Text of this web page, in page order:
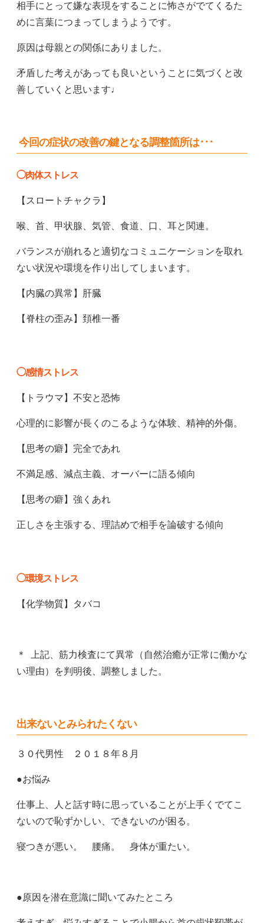
相手にとって嫌な表現をすることに怖さがでてくるた
めに言葉につまってしまうようです。
原因は母親との関係にありました。
矛盾した考えがあっても良いということに気づくと改
善していくと思います♩
今回の症状の改善の鍵となる調整箇所は･･･
◯肉体ストレス
【スロートチャクラ】
喉、首、甲状腺、気管、食道、口、耳と関連。
バランスが崩れると適切なコミュニケーションを取れ
ない状況や環境を作り出してしまいます。
【内臓の異常】肝臓
【脊柱の歪み】頚椎一番
◯感情ストレス
【トラウマ】不安と恐怖
心理的に影響が長くのこるような体験、精神的外傷。
【思考の癖】完全であれ
不満足感、減点主義、オーバーに語る傾向
【思考の癖】強くあれ
正しさを主張する、理詰めで相手を論破する傾向
◯環境ストレス
【化学物質】タバコ
＊ 上記、筋力検査にて異常（自然治癒が正常に働かな
い理由）を判明後、調整しました。
出来ないとみられたくない
３０代男性 ２０１８年８月
●お悩み
仕事上、人と話す時に思っていることが上手くでてこ
ないので恥ずかしい、できないのが困る。
寝つきが悪い。 腰痛。 身体が重たい。
●原因を潜在意識に聞いてみたところ